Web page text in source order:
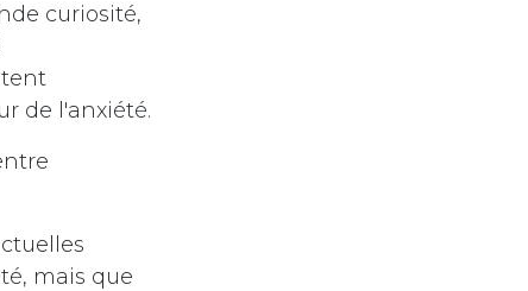
curiosité,
de l'anxiété.
mais que